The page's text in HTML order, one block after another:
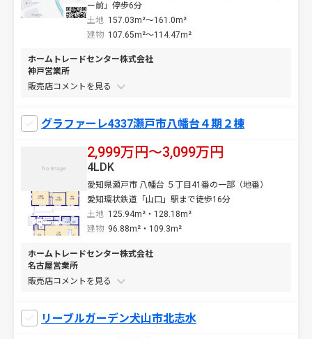
ー前」停歩6分
土地 157.03m²～161.0m²
建物 107.65m²～114.47m²
ホームトレードセンター株式会社
神戸営業所
販売店コメントを
グラファーレ4337瀬戸市八幡台４期２棟
2,999万円〜3,099万円
愛知県瀬戸市 八幡台 ５丁目41番の一部（地番）
愛知環状鉄道「山口」駅まで徒歩16分
土地 125.94m²・128.18m²
4LDK
建物 96.88m²・109.3m²
ホームトレードセンター株式会社
名古屋営業所
販売店コメントを
リーブルガーデン犬山市北志水